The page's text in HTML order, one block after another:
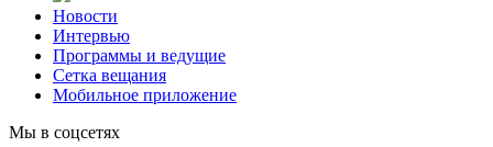
Новости
Интервью
Программы и ведущие
Сетка вещания
Мобильное приложение
Мы в соцсетях